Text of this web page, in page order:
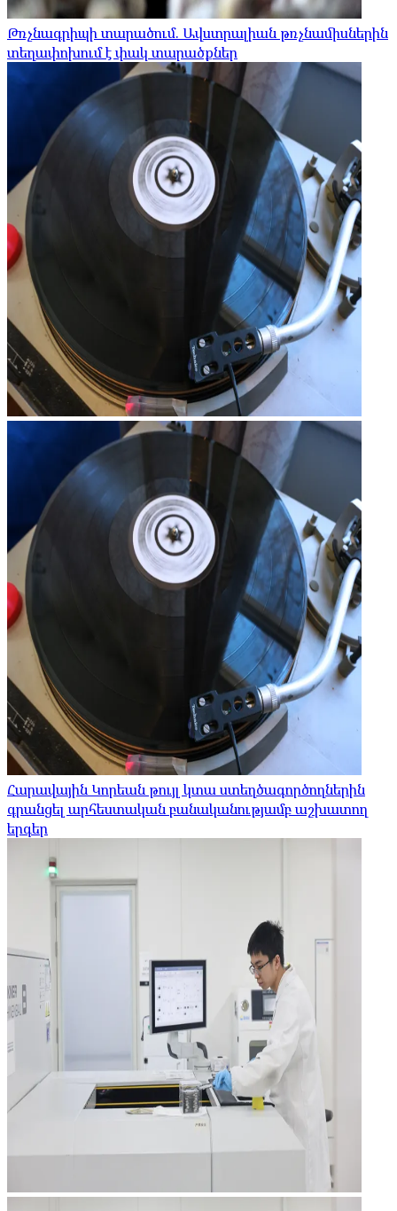
Թռչնագրիպի տարածում. Ավստրալիան թռչնամիսներին
տեղափոխում է փակ տարածքներ
Հարավային Կորեան թույլ կտա ստեղծագործողներին
գրանցել արհեստական ​​բանականությամբ աշխատող
երգեր